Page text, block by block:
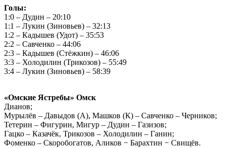
Голы:
1:0 – Дудин – 20:10
1:1 – Лукин (Зиновьев) – 32:13
1:2 – Кадышев (Удот) – 35:53
2:2 – Савченко – 44:06
2:3 – Кадышев (Стёжкин) – 46:06
3:3 – Холодилин (Трикозов) – 55:49
3:4 – Лукин (Зиновьев) – 58:39
«Омские Ястребы» Омск
Дианов;
Мурылёв – Давыдов (А), Машков (К) – Савченко – Черников;
Тетерин – Фигурин, Мигур – Дудин – Газизов;
Гацко – Казачёк, Трикозов – Холодилин – Ганин;
Фоменко – Скоробогатов, Аликов − Барахтин − Свищёв.